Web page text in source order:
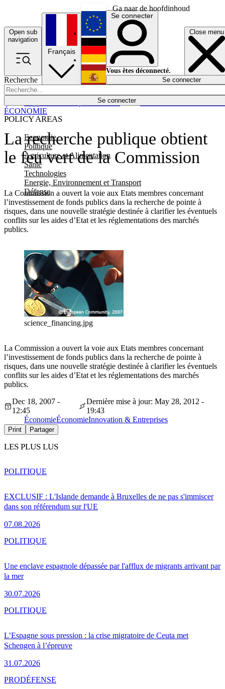
Ga naar de hoofdinhoud
Open sub
navigation
Close menu
Recherche
Se connecter
POLICY AREAS
Economie
Politique
Agriculture et Alimentation
Santé
Technologies
Energie, Environnement et Transport
Défense
Économie
Français
English
Deutsch
Español
Se connecter
Vous êtes déconnecté.
Se connecter
La recherche publique obtient
le feu vert de la Commission
La Commission a ouvert la voie aux Etats membres concernant
l’investissement de fonds publics dans la recherche de pointe à
risques, dans une nouvelle stratégie destinée à clarifier les éventuels
conflits sur les aides d’Etat et les réglementations des marchés
publics.
ÉCONOMIE
science_financing.jpg
La Commission a ouvert la voie aux Etats membres concernant
l’investissement de fonds publics dans la recherche de pointe à
risques, dans une nouvelle stratégie destinée à clarifier les éventuels
conflits sur les aides d’Etat et les réglementations des marchés
publics.
Dec 18, 2007 -
12:45
Dernière mise à jour: May 28, 2012 -
19:43
ÉconomieÉconomieInnovation & Entreprises
Print Partager
LES PLUS LUS
EXCLUSIF : L'Islande demande à Bruxelles de ne pas s'immiscer
dans son référendum sur l'UE
07.08.2026
POLITIQUE
Une enclave espagnole dépassée par l'afflux de migrants arrivant par
la mer
30.07.2026
POLITIQUE
L’Espagne sous pression : la crise migratoire de Ceuta met
Schengen à l’épreuve
31.07.2026
POLITIQUE
PRODÉFENSE